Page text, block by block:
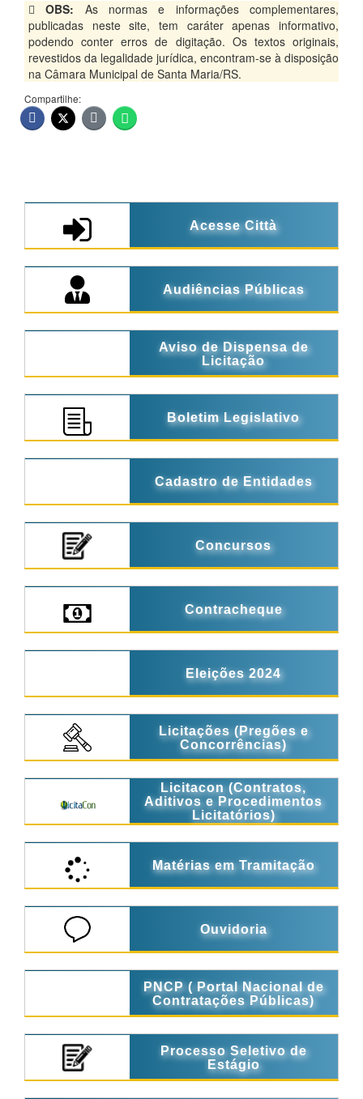
OBS: As normas e informações complementares,
publicadas neste site, tem caráter apenas informativo,
podendo conter erros de digitação. Os textos originais,
revestidos da legalidade jurídica, encontram-se à disposição
na Câmara Municipal de Santa Maria/RS.
Compartilhe:
Acesse Città
Audiências Públicas
Aviso de Dispensa de
Licitação
Boletim Legislativo
Cadastro de Entidades
Concursos
Contracheque
Eleições 2024
Licitações (Pregões e
Concorrências)
Licitacon (Contratos,
Aditivos e Procedimentos
Licitatórios)
Matérias em Tramitação
Ouvidoria
PNCP ( Portal Nacional de
Contratações Públicas)
Processo Seletivo de
Estágio